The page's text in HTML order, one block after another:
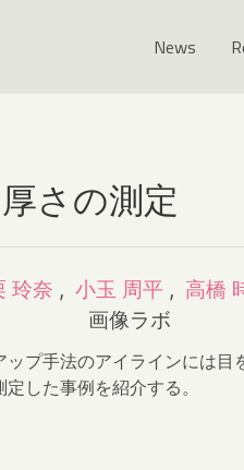
News
さの測定
玲奈 , 小玉 周平 , 高橋
画像ラボ
プ手法のアイラインには
した事例を紹介する。